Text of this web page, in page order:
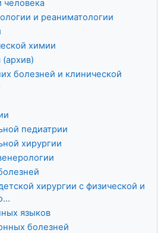
человека
и реаниматологии
химии
болезней и клинической
педиатрии
хирургии
хирургии с физической и
языков
болезней